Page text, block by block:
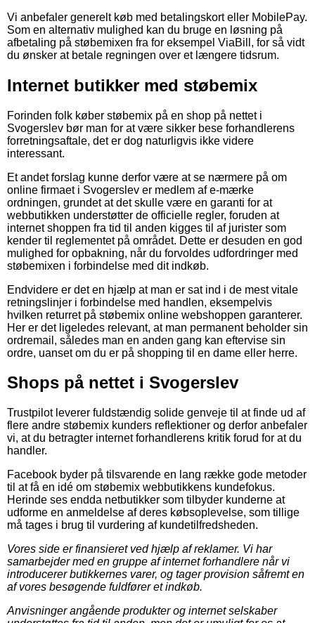
Vi anbefaler generelt køb med betalingskort eller MobilePay.
Som en alternativ mulighed kan du bruge en løsning på
afbetaling på støbemixen fra for eksempel ViaBill, for så vidt
du ønsker at betale regningen over et længere tidsrum.
Internet butikker med støbemix
Forinden folk køber støbemix på en shop på nettet i
Svogerslev bør man for at være sikker bese forhandlerens
forretningsaftale, det er dog naturligvis ikke videre
interessant.
Et andet forslag kunne derfor være at se nærmere på om
online firmaet i Svogerslev er medlem af e-mærke
ordningen, grundet at det skulle være en garanti for at
webbutikken understøtter de officielle regler, foruden at
internet shoppen fra tid til anden kigges til af jurister som
kender til reglementet på området. Dette er desuden en god
mulighed for opbakning, når du forvoldes udfordringer med
støbemixen i forbindelse med dit indkøb.
Endvidere er det en hjælp at man er sat ind i de mest vitale
retningslinjer i forbindelse med handlen, eksempelvis
hvilken returret på støbemix online webshoppen garanterer.
Her er det ligeledes relevant, at man permanent beholder sin
ordremail, således man en anden gang kan eftervise sin
ordre, uanset om du er på shopping til en dame eller herre.
Shops på nettet i Svogerslev
Trustpilot leverer fuldstændig solide genveje til at finde ud af
flere andre støbemix kunders reflektioner og derfor anbefaler
vi, at du betragter internet forhandlerens kritik forud for at du
handler.
Facebook byder på tilsvarende en lang række gode metoder
til at få en idé om støbemix webbutikkens kundefokus.
Herinde ses endda netbutikker som tilbyder kunderne at
udforme en anmeldelse af deres købsoplevelse, som tillige
må tages i brug til vurdering af kundetilfredsheden.
Vores side er finansieret ved hjælp af reklamer. Vi har
samarbejder med en gruppe af internet forhandlere når vi
introducerer butikkernes varer, og tager provision såfremt en
af vores besøgende fuldfører et indkøb.
Anvisninger angående produkter og internet selskaber